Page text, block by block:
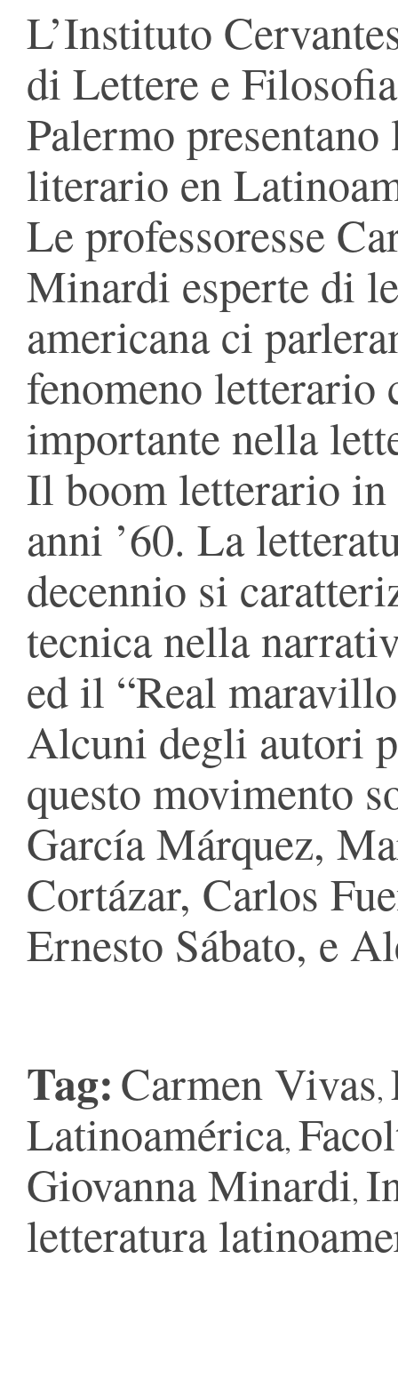
L’Instituto
di Lettere e
Palermo
literario en
Le professoresse
Minardi esperte di
americana ci
fenomeno letterario
importante nella
Il boom letterario in
anni ’60. La
decennio si
tecnica nella
ed il “Real
Alcuni degli autori
questo movimento
García Márquez,
Cortázar, Carlos
Ernesto Sábato, e
Tag:Carmen Vivas,
Latinoamérica,
Giovanna Minardi,
letteratura